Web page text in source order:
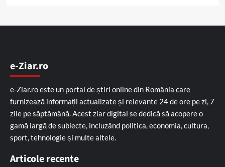
e-Ziar.ro
e-Ziar.ro este un portal de știri online din România care
furnizează informații actualizate și relevante 24 de ore pe zi, 7
zile pe săptămână. Acest ziar digital se dedică să acopere o
gamă largă de subiecte, incluzând politica, economia, cultura,
sport, tehnologie și multe altele.
Articole recente